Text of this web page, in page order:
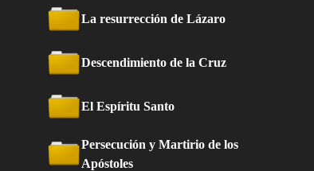
La resurrección de Lázaro
Descendimiento de la Cruz
El Espíritu Santo
Persecución y Martirio de los
Apóstoles